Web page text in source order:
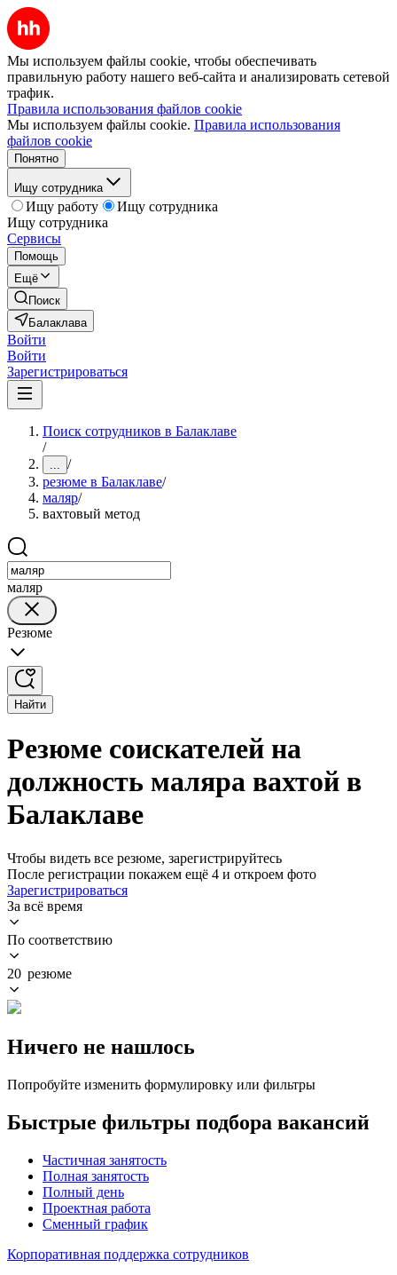
Мы используем файлы cookie, чтобы обеспечивать
правильную работу нашего веб-сайта и анализировать сетевой
трафик.
Правила использования файлов cookie
Мы используем файлы cookie. Правила использования
файлов cookie
Понятно
Ищу сотрудника
Ищу работу
Ищу сотрудника
Ищу сотрудника
Сервисы
Помощь
Ещё
Поиск
Балаклава
Войти
Войти
Зарегистрироваться
Поиск сотрудников в Балаклаве
/
... /
резюме в Балаклаве/
маляр/
вахтовый метод
маляр
Резюме
Найти
Резюме соискателей на
должность маляра вахтой в
Балаклаве
Чтобы видеть все резюме, зарегистрируйтесь
После регистрации покажем ещё 4 и откроем фото
Зарегистрироваться
За всё время
По соответствию
20 резюме
Ничего не нашлось
Попробуйте изменить формулировку или фильтры
Быстрые фильтры подбора вакансий
Частичная занятость
Полная занятость
Полный день
Проектная работа
Сменный график
Корпоративная поддержка сотрудников